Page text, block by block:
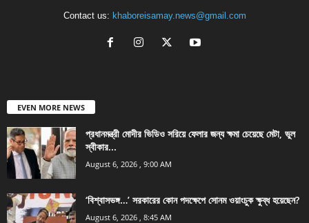
Contact us: khaboreisamay.news@gmail.com
EVEN MORE NEWS
প্রধানমন্ত্রী মোদীর ভিডিও সরিয়ে ফেলার জন্য ক্ষমা চেয়েছে মেটা, ভুল
স্বীকার...
August 6, 2026 , 9:00 AM
‘বিশ্বাসভঙ্গ…’ সরকারের কোন পদক্ষেপে সোনম ওয়াংচুক ক্ষুব্ধ হয়েছেন?
August 6, 2026 , 8:45 AM